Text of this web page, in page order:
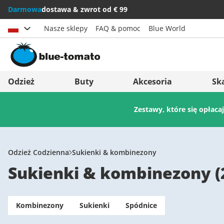
Darmowadostawa & zwrot od € 99
Wybierz kraj
Österreich
Svizzera (Italiano)
France
Italia (Italiano)
Italien (Deutsch)
Suomi
United Kingdom
Nasze sklepy FAQ & pomoc Blue World
Odzież Buty Akcesoria
Zestawy, które się
Odzież Codzienna Sukienki & kombinezony
Sukienki & kombinezony (
Kombinezony Sukienki Spódnice